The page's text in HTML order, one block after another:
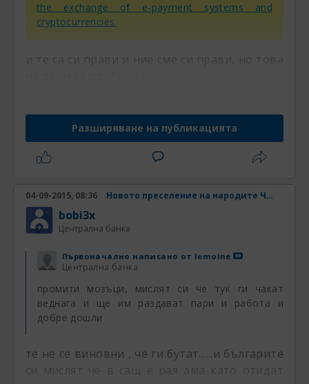
the exchange of e-payment systems and
cryptocurrencies.
Разширяване на публикацията
04-09-2015, 08:36 Новото преселение на народите Част 4
bobi3x
Централна банка
Първоначално написано от lemoine
Централна банка
промити мозъци, мислят си че тук ги чакат
веднага и ще им раздават пари и работа и
добре дошли
те не се виновни , че ги бутат......и българите